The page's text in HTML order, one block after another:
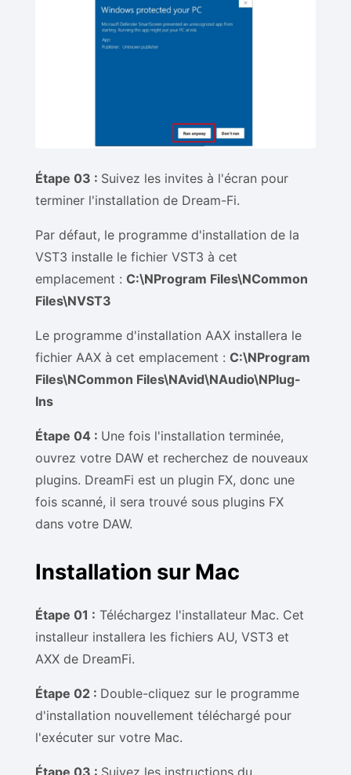
Étape 03 : Suivez les invites à l'écran pour
terminer l'installation de Dream-Fi.
Par défaut, le programme d'installation de la
VST3 installe le fichier VST3 à cet
emplacement : C:\NProgram Files\NCommon
Files\NVST3
Le programme d'installation AAX installera le
fichier AAX à cet emplacement : C:\NProgram
Files\NCommon Files\NAvid\NAudio\NPlug-
Ins
Étape 04 : Une fois l'installation terminée,
ouvrez votre DAW et recherchez de nouveaux
plugins. DreamFi est un plugin FX, donc une
fois scanné, il sera trouvé sous plugins FX
dans votre DAW.
Installation sur Mac
Étape 01 : Téléchargez l'installateur Mac. Cet
installeur installera les fichiers AU, VST3 et
AXX de DreamFi.
Étape 02 : Double-cliquez sur le programme
d'installation nouvellement téléchargé pour
l'exécuter sur votre Mac.